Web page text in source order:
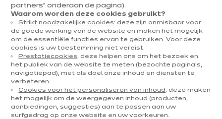
Contact
Brochure downloaden
Afspraak maken
partners” onderaan de pagina).
Waarom worden deze cookies gebruikt?
Strikt noodzakelijke cookies: deze zijn onmisbaar voor
de goede werking van de website en maken het mogelijk
om de essentiële functies ervan te gebruiken. Voor deze
cookies is uw toestemming niet vereist.
Prestatiecookies: deze helpen ons om het bezoek en
het publiek van de website te meten (bezochte pagina's,
navigatiepad), met als doel onze inhoud en diensten te
verbeteren.
Cookies voor het personaliseren van inhoud : deze maken
het mogelijk om de weergegeven inhoud (producten,
aanbiedingen, suggesties) aan te passen aan uw
surfgedrag op onze website en uw voorkeuren.